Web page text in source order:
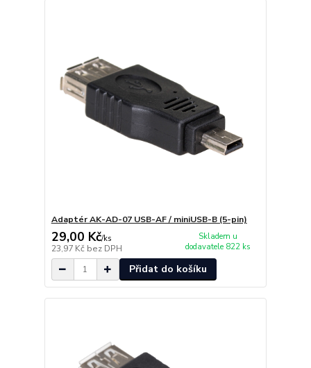
Adaptér AK-AD-07 USB-AF / miniUSB-B (5-pin)
29,00 Kč/ks
23,97 Kč bez DPH
Skladem u
dodavatele 822 ks
Přidat do košíku